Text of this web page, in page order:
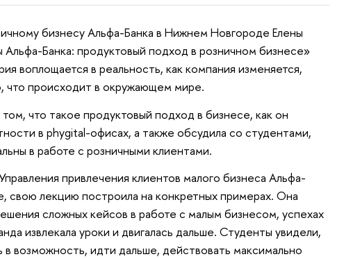
бизнесу Альфа-Банка в Нижнем Новгороде Елены
Банка: продуктовый подход в розничном бизнесе»
воплощается в реальность, как компания изменяется,
что происходит в окружающем мире.
что такое продуктовый подход в бизнесе, как он
в phygital-офисах, а также обсудила со студентами,
в работе с розничными клиентами.
привлечения клиентов малого бизнеса Альфа-
свою лекцию построила на конкретных примерах. Она
сложных кейсов в работе с малым бизнесом, успехах
извлекала уроки и двигалась дальше. Студенты увидели,
возможность, идти дальше, действовать максимально